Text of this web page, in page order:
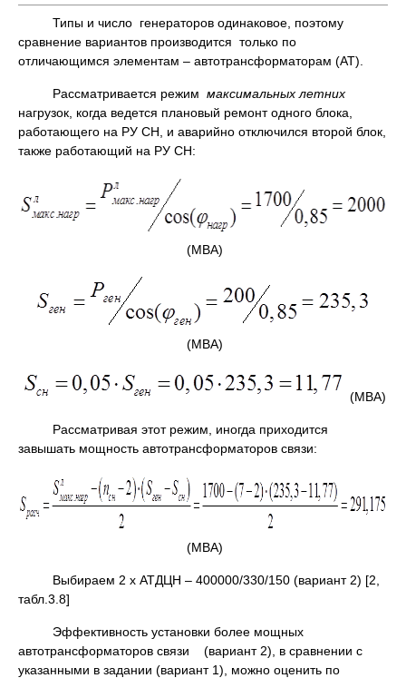
Типы и число генераторов одинаковое, поэтому
сравнение вариантов производится только по
отличающимся элементам – автотрансформаторам (АТ).
Рассматривается режим максимальных летних
нагрузок, когда ведется плановый ремонт одного блока,
работающего на РУ СН, и аварийно отключился второй блок,
также работающий на РУ СН:
(МВА)
(МВА)
(МВА)
Рассматривая этот режим, иногда приходится
завышать мощность автотрансформаторов связи:
(МВА)
Выбираем 2 х АТДЦН – 400000/330/150 (вариант 2) [2,
табл.3.8]
Эффективность установки более мощных
автотрансформаторов связи (вариант 2), в сравнении с
указанными в задании (вариант 1), можно оценить по